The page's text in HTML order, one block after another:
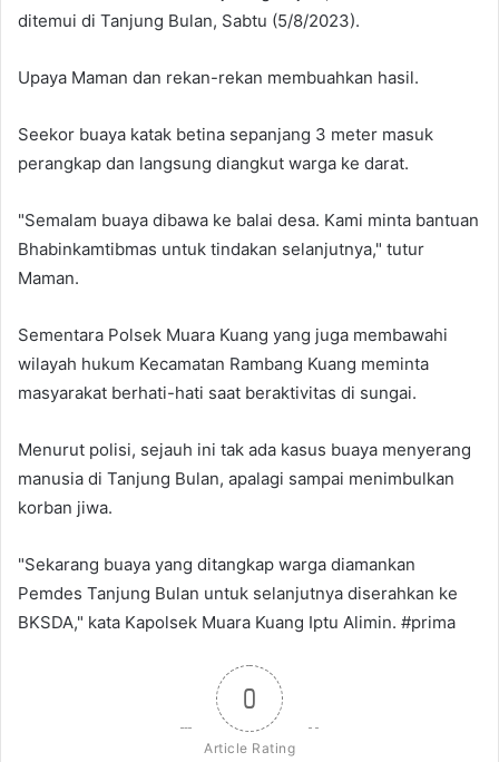
ditemui di Tanjung Bulan, Sabtu (5/8/2023).
Upaya Maman dan rekan-rekan membuahkan hasil.
Seekor buaya katak betina sepanjang 3 meter masuk
perangkap dan langsung diangkut warga ke darat.
"Semalam buaya dibawa ke balai desa. Kami minta bantuan
Bhabinkamtibmas untuk tindakan selanjutnya," tutur
Maman.
Sementara Polsek Muara Kuang yang juga membawahi
wilayah hukum Kecamatan Rambang Kuang meminta
masyarakat berhati-hati saat beraktivitas di sungai.
Menurut polisi, sejauh ini tak ada kasus buaya menyerang
manusia di Tanjung Bulan, apalagi sampai menimbulkan
korban jiwa.
"Sekarang buaya yang ditangkap warga diamankan
Pemdes Tanjung Bulan untuk selanjutnya diserahkan ke
BKSDA," kata Kapolsek Muara Kuang Iptu Alimin. #prima
0
Article Rating